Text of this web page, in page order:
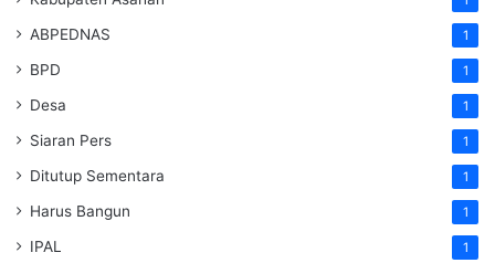
ABPEDNAS 1
BPD 1
Desa 1
Siaran Pers 1
Ditutup Sementara 1
Harus Bangun 1
IPAL 1